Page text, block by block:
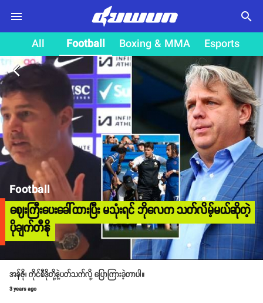
search
All Football Boxing & MMA Esports
arrow_back_ios
Football
ဈေးကြီးပေးခေါ်ထားပြီး မသုံးရင် ဘိုလေက သတ်လိမ့်မယ်ဆိုတဲ့
ပိုချက်တီနို
အန်ဇို၊ ကိုင်စီဒိုတို့နဲ့ပတ်သက်လို့ ပြောကြားခဲ့တာပါ။
3 years ago